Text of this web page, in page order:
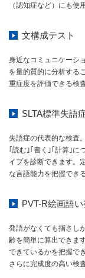
（認知症など）にも使
文構成テスト
身近なコミュニケーシ
を量的質的に分析する
重症度を評価できる検
SLTA標準失語
失語症の代表的な検査
｢読む｣｢書く｣｢計算｣に
イプを診断できます。
な言語能力を把握でき
PVT-R絵画語
発語がなくても指さし
齢を簡単に算出できま
できているかを把握で
さらに完成度の高い検